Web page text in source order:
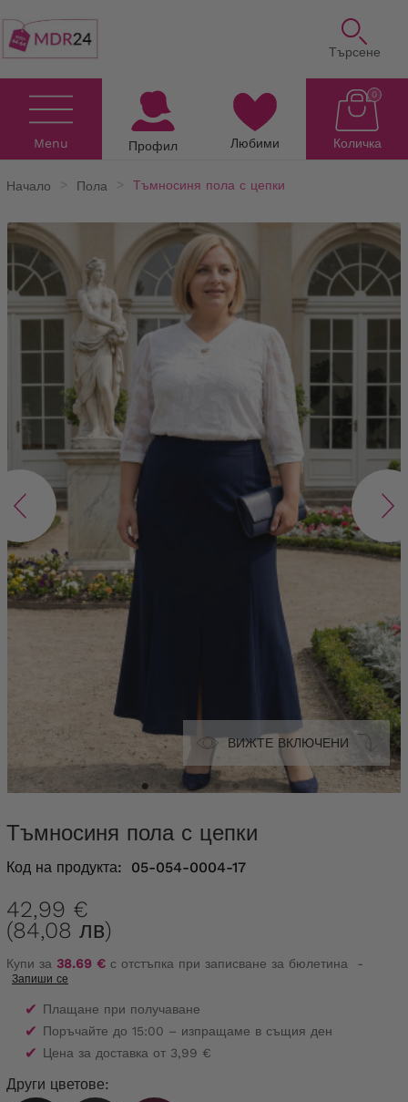
Търсене
Menu Профил Любими Количка
0
Начало Пола Тъмносиня пола с цепки
ВИЖТЕ ВКЛЮЧЕНИ
Тъмносиня пола с цепки
Код на продукта: 05-054-0004-17
42,99 €
(84,08 лв)
Купи за 38.69 € с отстъпка при записване за бюлетина -
Запиши се
✔ Плащане при получаване
✔ Поръчайте до 15:00 – изпращаме в същия ден
✔ Цена за доставка от 3,99 €
Други цветове: